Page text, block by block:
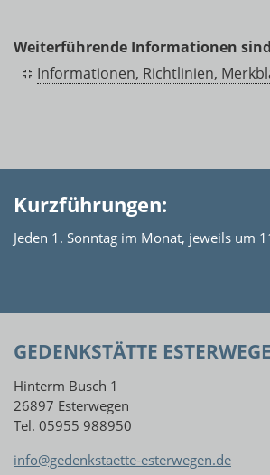
Weiterführende Informationen
Informationen, Richtlinien,
Kurzführungen:
Jeden 1. Sonntag im Monat, jeweils um
GEDENKSTÄTTE
Hinterm Busch 1
26897 Esterwegen
Tel. 05955 988950
info@gedenkstaette-esterwegen.de